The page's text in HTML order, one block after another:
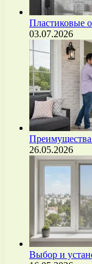
Пластиковые
03.07.2026
Преимущества
26.05.2026
Выбор и